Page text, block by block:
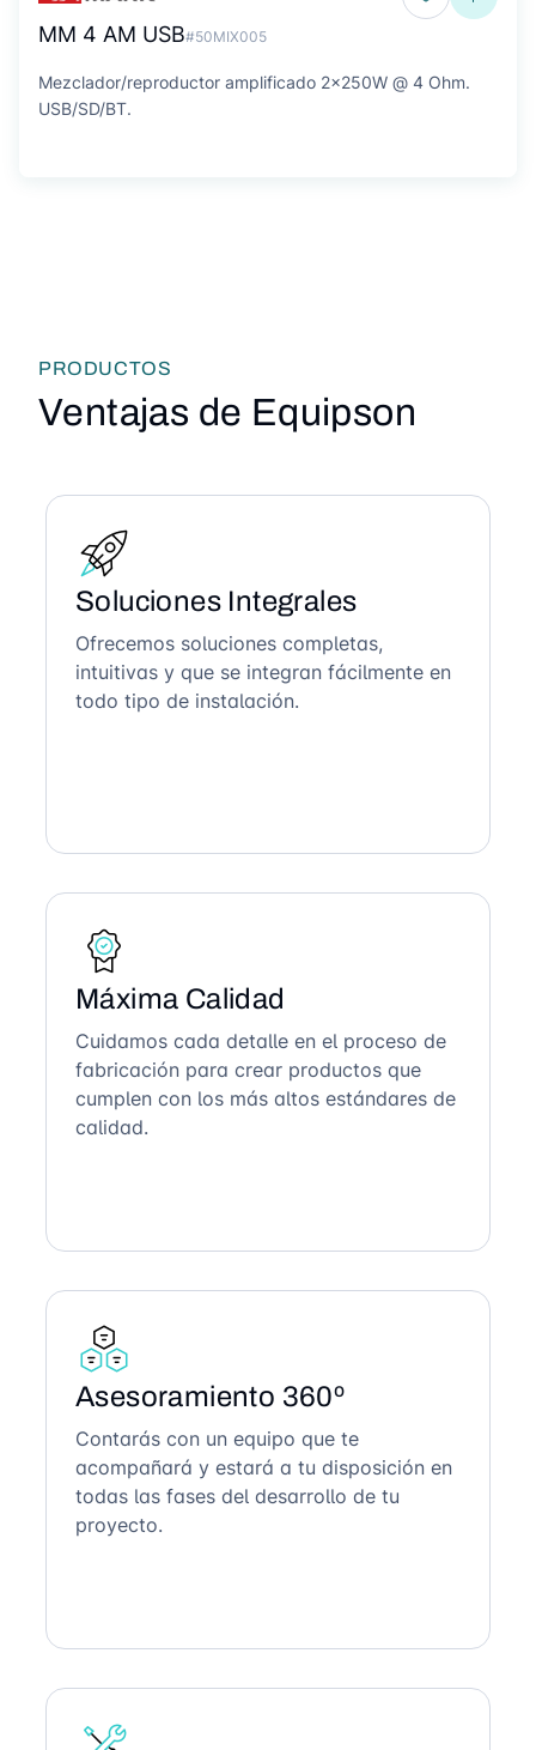
MM 4 AM USB#50MIX005
Mezclador/reproductor amplificado 2x250W @ 4 Ohm.
USB/SD/BT.
PRODUCTOS
Ventajas de Equipson
Soluciones Integrales
Ofrecemos soluciones completas,
intuitivas y que se integran fácilmente en
todo tipo de instalación.
Máxima Calidad
Cuidamos cada detalle en el proceso de
fabricación para crear productos que
cumplen con los más altos estándares de
calidad.
Asesoramiento 360º
Contarás con un equipo que te
acompañará y estará a tu disposición en
todas las fases del desarrollo de tu
proyecto.